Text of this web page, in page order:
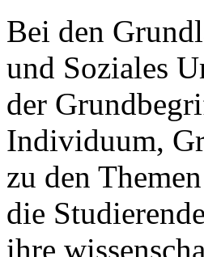
Bei den
und Soziales
der
Individuum,
zu den
die
ihre